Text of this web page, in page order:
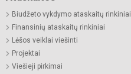
Biudžeto vykdymo ataskaitų rinkiniai
Finansinių ataskaitų rinkiniai
Lėšos veiklai viešinti
Projektai
Viešieji pirkimai